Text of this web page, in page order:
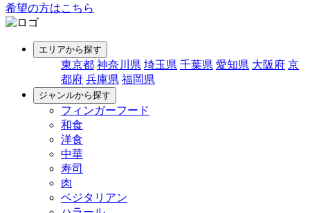
希望の方はこちら
エリアから探す
東京都 神奈川県 埼玉県 千葉県 愛知県 大阪府 京
都府 兵庫県 福岡県
ジャンルから探す
フィンガーフード
和食
洋食
中華
寿司
肉
ベジタリアン